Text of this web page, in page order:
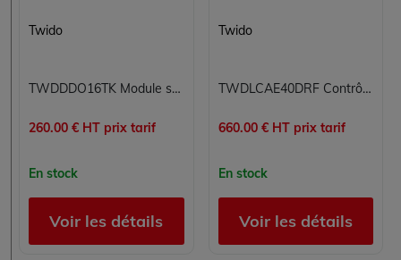
Twido
TWDDDO16TK Module sorties numériques Twido Schneider Telemecanique
260.00 € HT prix tarif
En stock
Voir les détails
Twido
TWDLCAE40DRF Contrôleur logique Twido Schneider Telemecanique
660.00 € HT prix tarif
En stock
Voir les détails